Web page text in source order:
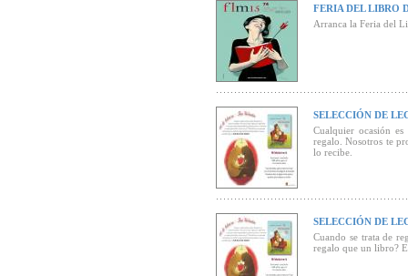
FERIA DEL LIBRO
Arranca la Feria del
SELECCIÓN DE
Cualquier ocasión
regalo. Nosotros te
lo recibe.
SELECCIÓN DE
Cuando se trata de
regalo que un libro?